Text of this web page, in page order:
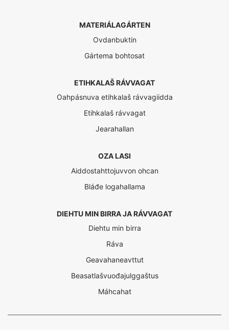
MATERIÁLAGÁRTEN
Ovdanbuktin
Gártema bohtosat
ETIHKALAŠ RÁVVAGAT
Oahpásnuva etihkalaš rávvagiidda
Etihkalaš rávvagat
Jearahallan
OZA LASI
Aiddostahttojuvvon ohcan
Bláđe logahallama
DIEHTU MIN BIRRA JA RÁVVAGAT
Diehtu min birra
Ráva
Geavahaneavttut
Beasatlašvuođajulggaštus
Máhcahat